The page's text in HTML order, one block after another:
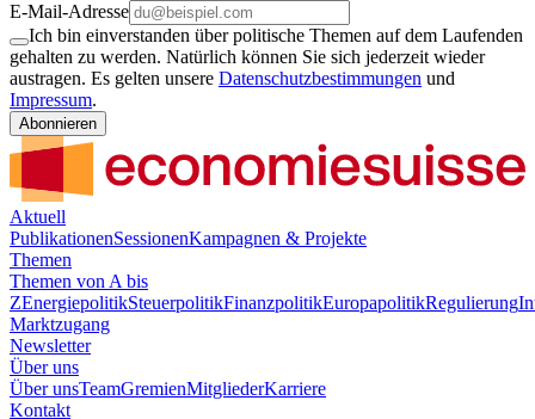
E-Mail-Adresse
Ich bin einverstanden über politische Themen auf dem Laufenden
gehalten zu werden. Natürlich können Sie sich jederzeit wieder
austragen. Es gelten unsere Datenschutzbestimmungen und
Impressum.
Abonnieren
Aktuell
PublikationenSessionenKampagnen & Projekte
Themen
Themen von A bis
ZEnergiepolitikSteuerpolitikFinanzpolitikEuropapolitikRegulierung
Marktzugang
Newsletter
Über uns
Über unsTeamGremienMitgliederKarriere
Kontakt